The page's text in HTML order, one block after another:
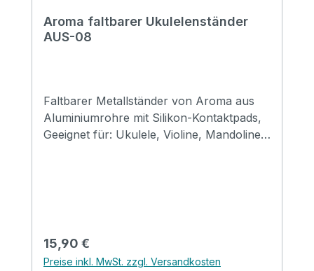
Aroma faltbarer Ukulelenständer
AUS-08
Faltbarer Metallständer von Aroma aus
Aluminiumrohre mit Silikon-Kontaktpads,
Geeignet für: Ukulele, Violine, Mandoline
Regulärer Preis:
15,90 €
Preise inkl. MwSt. zzgl. Versandkosten